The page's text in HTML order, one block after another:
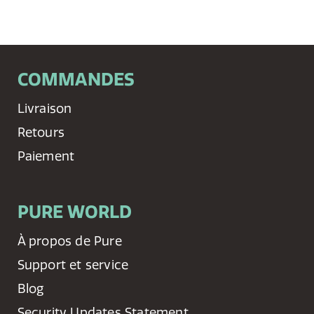
COMMANDES
Livraison
Retours
Paiement
PURE WORLD
À propos de Pure
Support et service
Blog